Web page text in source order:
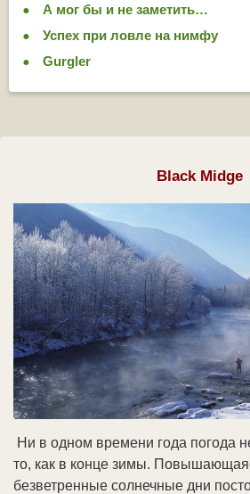
А мог бы и не заметить…
Успех при ловле на нимфу
Gurgler
Black Midge
Ни в од­ном вре­ме­ни го­да по­го­да
то, как в кон­це зи­мы.
без­вет­рен­ные сол­неч­ные дни